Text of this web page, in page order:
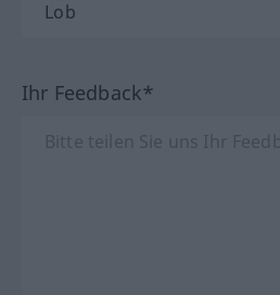
Ihr Feedback*